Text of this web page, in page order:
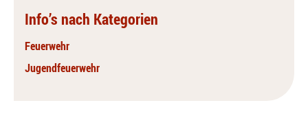
Info’s nach Kategorien
Feuerwehr
Jugendfeuerwehr